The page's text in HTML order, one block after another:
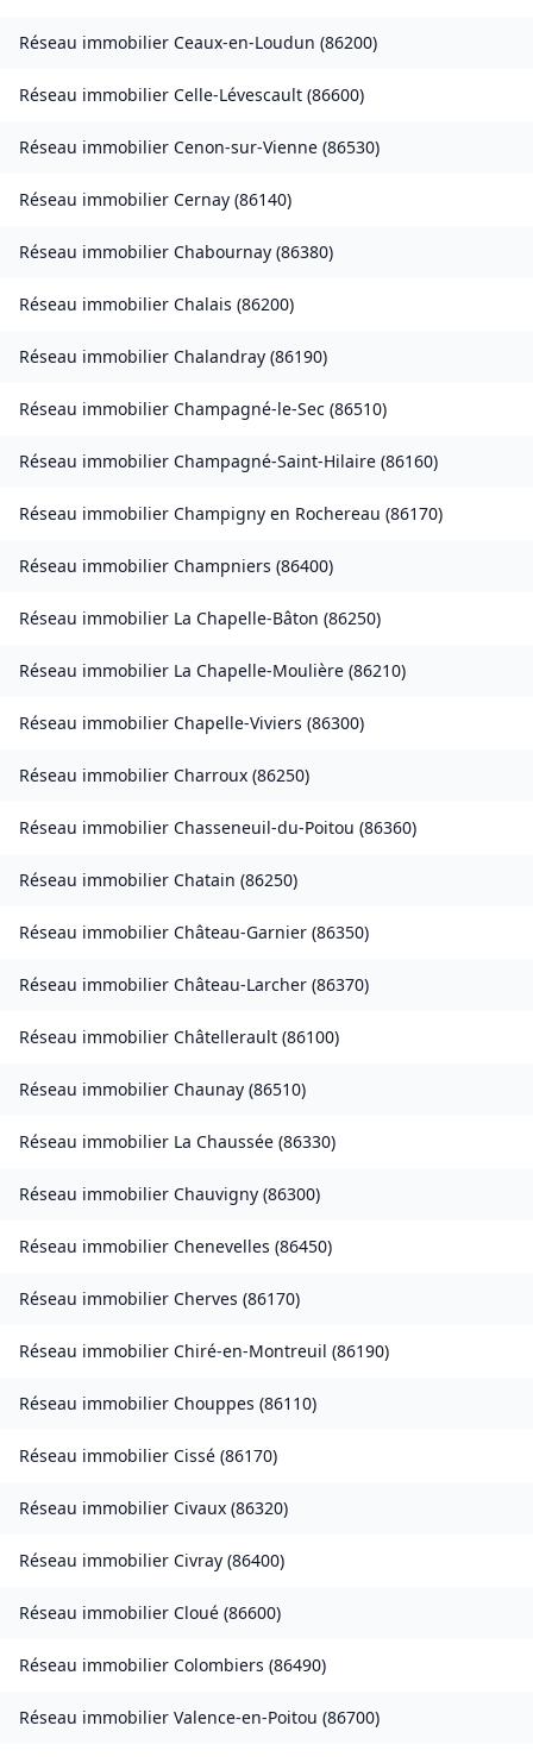
Réseau immobilier Ceaux-en-Loudun (86200)
Réseau immobilier Celle-Lévescault (86600)
Réseau immobilier Cenon-sur-Vienne (86530)
Réseau immobilier Cernay (86140)
Réseau immobilier Chabournay (86380)
Réseau immobilier Chalais (86200)
Réseau immobilier Chalandray (86190)
Réseau immobilier Champagné-le-Sec (86510)
Réseau immobilier Champagné-Saint-Hilaire (86160)
Réseau immobilier Champigny en Rochereau (86170)
Réseau immobilier Champniers (86400)
Réseau immobilier La Chapelle-Bâton (86250)
Réseau immobilier La Chapelle-Moulière (86210)
Réseau immobilier Chapelle-Viviers (86300)
Réseau immobilier Charroux (86250)
Réseau immobilier Chasseneuil-du-Poitou (86360)
Réseau immobilier Chatain (86250)
Réseau immobilier Château-Garnier (86350)
Réseau immobilier Château-Larcher (86370)
Réseau immobilier Châtellerault (86100)
Réseau immobilier Chaunay (86510)
Réseau immobilier La Chaussée (86330)
Réseau immobilier Chauvigny (86300)
Réseau immobilier Chenevelles (86450)
Réseau immobilier Cherves (86170)
Réseau immobilier Chiré-en-Montreuil (86190)
Réseau immobilier Chouppes (86110)
Réseau immobilier Cissé (86170)
Réseau immobilier Civaux (86320)
Réseau immobilier Civray (86400)
Réseau immobilier Cloué (86600)
Réseau immobilier Colombiers (86490)
Réseau immobilier Valence-en-Poitou (86700)